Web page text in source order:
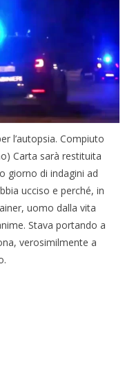
l’autopsia. Compiuto
Carta sarà restituita
giorno di indagini ad
ucciso e perché, in
uomo dalla vita
Stava portando a
verosimilmente a